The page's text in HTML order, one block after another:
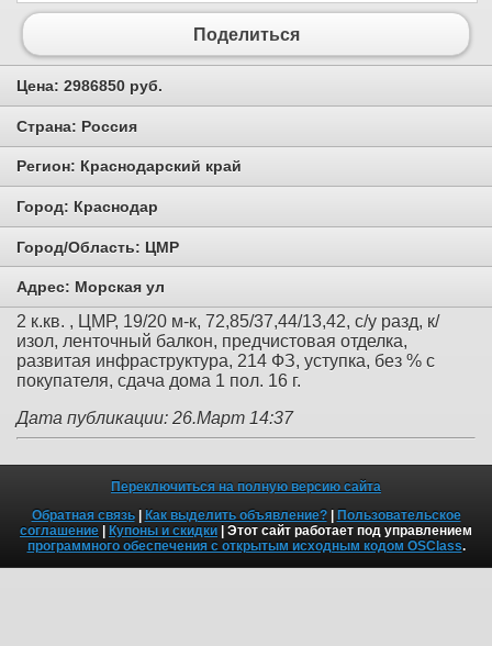
Поделиться
Цена: 2986850 руб.
Страна: Россия
Регион: Краснодарский край
Город: Краснодар
Город/Область: ЦМР
Адрес: Морская ул
2 к.кв. , ЦМР, 19/20 м-к, 72,85/37,44/13,42, с/у разд, к/
изол, ленточный балкон, предчистовая отделка,
развитая инфраструктура, 214 ФЗ, уступка, без % с
покупателя, сдача дома 1 пол. 16 г.
Дата публикации: 26.Март 14:37
Переключиться на полную версию сайта
Обратная связь| Как выделить объявление?| Пользовательское
соглашение | Купоны и скидки | Этот сайт работает под управлением
программного обеспечения с открытым исходным кодом OSClass.